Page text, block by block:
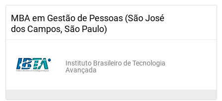
MBA em Gestão de Pessoas (São José
dos Campos, São Paulo)
Instituto Brasileiro de Tecnologia
Avançada